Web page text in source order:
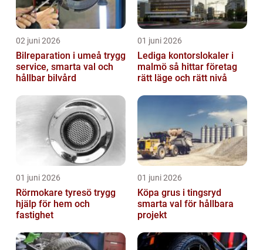
02 juni 2026
Bilreparation i umeå trygg
service, smarta val och
hållbar bilvård
01 juni 2026
Lediga kontorslokaler i
malmö så hittar företag
rätt läge och rätt nivå
01 juni 2026
Rörmokare tyresö trygg
hjälp för hem och
fastighet
01 juni 2026
Köpa grus i tingsryd
smarta val för hållbara
projekt